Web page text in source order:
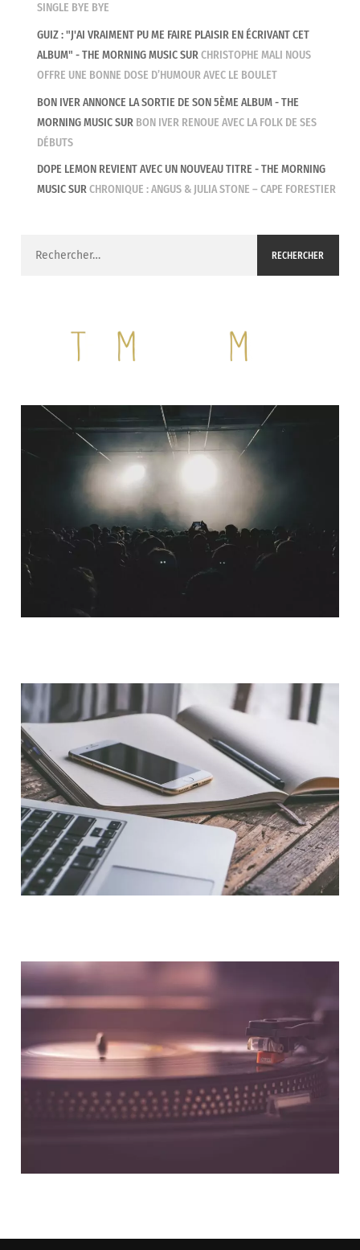
SINGLE BYE BYE
GUIZ : "J'AI VRAIMENT PU ME FAIRE PLAISIR EN ÉCRIVANT CET
ALBUM" - THE MORNING MUSICSURCHRISTOPHE MALI NOUS
OFFRE UNE BONNE DOSE D’HUMOUR AVEC LE BOULET
BON IVER ANNONCE LA SORTIE DE SON 5ÈME ALBUM - THE
MORNING MUSICSUR BON IVER RENOUE AVEC LA FOLK DE SES
DÉBUTS
DOPE LEMON REVIENT AVEC UN NOUVEAU TITRE - THE MORNING
MUSICSURCHRONIQUE : ANGUS & JULIA STONE – CAPE FORESTIER